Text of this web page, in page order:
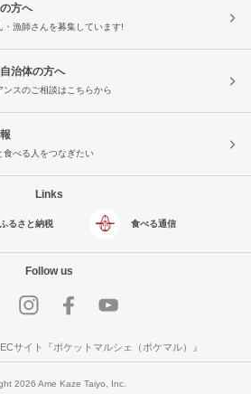
方へ
・漁師さんを募集しています!
治体の方へ
ンスのご相談はこちらから
食べる人をつなぎたい
Links
るさと納税 食べる通信
Follow us
サイト『ポケットマルシェ（ポケマル）』
2026 Ame Kaze Taiyo, Inc.